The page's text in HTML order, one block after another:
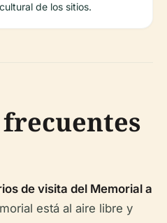
de los sitios.
de visita del Memorial a
está al aire libre y